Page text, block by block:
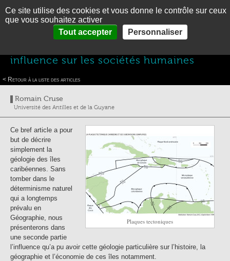
En Es MENU
LA CARAIBE EN BREF
CONTACT
Thématiques>Géographie Physique et ressources naturelles
La géologie
des îles de la Caraïbe et son influence sur les sociétés humaines
influence sur les sociétés humaines
< Retour à la liste des articles
Romain Cruse
Université des Antilles et de la Guyane
Plaques tectoniques
Ce bref article a pour
but de décrire
simplement la
géologie des îles
caribéennes. Sans
tomber dans le
déterminisme naturel
qui a longtemps
prévalu en
Géographie, nous
présenterons dans
une seconde partie
l’influence qu’a pu avoir cette géologie particulière sur l’histoire, la
géographie et l’économie de ces îles notamment.
Panneau de gestion des cookies
Ce site utilise des cookies et vous donne le contrôle sur ceux
que vous souhaitez activer
Tout accepter
Personnaliser